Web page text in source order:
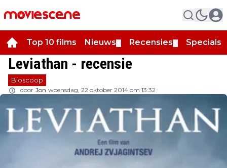
Top 10 films Nieuws Recensies Specials
Leviathan - recensie
Bioscoop
door Jon woensdag, 22 oktober 2014 om 13:32